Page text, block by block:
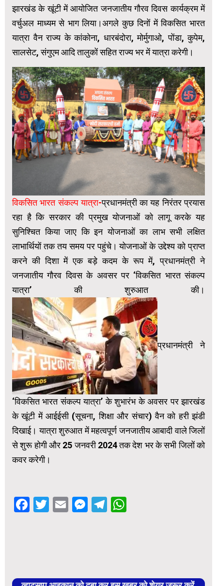
झारखंड के खूंटी में आयोजित जनजातीय गौरव दिवस कार्यक्रम में
वर्चुअल माध्यम से भाग लिया।अगले कुछ दिनों में विकसित भारत
यात्रा वैन राज्य के कांकोना, धारबंदोरा, मोर्मुगाओ, पोंडा, कुपेम,
सालसेट, संगुएम आदि तालुकों सहित राज्य भर में यात्रा करेगी।
विकसित भारत संकल्प यात्रा-प्रधानमंत्री का यह निरंतर प्रयास
रहा है कि सरकार की प्रमुख योजनाओं को लागू करके यह
सुनिश्चित किया जाए कि इन योजनाओं का लाभ सभी लक्षित
लाभार्थियों तक तय समय पर पहुंचे। योजनाओं के उद्देश्य को प्राप्त
करने की दिशा में एक बड़े कदम के रूप में, प्रधानमंत्री ने
जनजातीय गौरव दिवस के अवसर पर ‘विकसित भारत संकल्प
यात्रा’ की शुरुआत की।
प्रधानमंत्री ने
‘विकसित भारत संकल्प यात्रा’ के शुभारंभ के अवसर पर झारखंड
के खूंटी में आईईसी (सूचना, शिक्षा और संचार) वैन को हरी झंडी
दिखाई। यात्रा शुरुआत में महत्वपूर्ण जनजातीय आबादी वाले जिलों
से शुरू होगी और 25 जनवरी 2024 तक देश भर के सभी जिलों को
कवर करेगी।
Facebook
Twitter
EmailMessenger
Telegram